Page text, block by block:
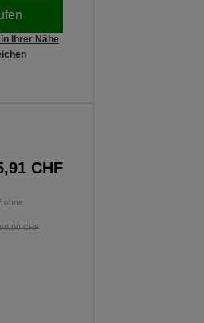
Ihrer Nähe
CHF
ohne
CHF